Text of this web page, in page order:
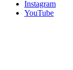
Instagram
YouTube